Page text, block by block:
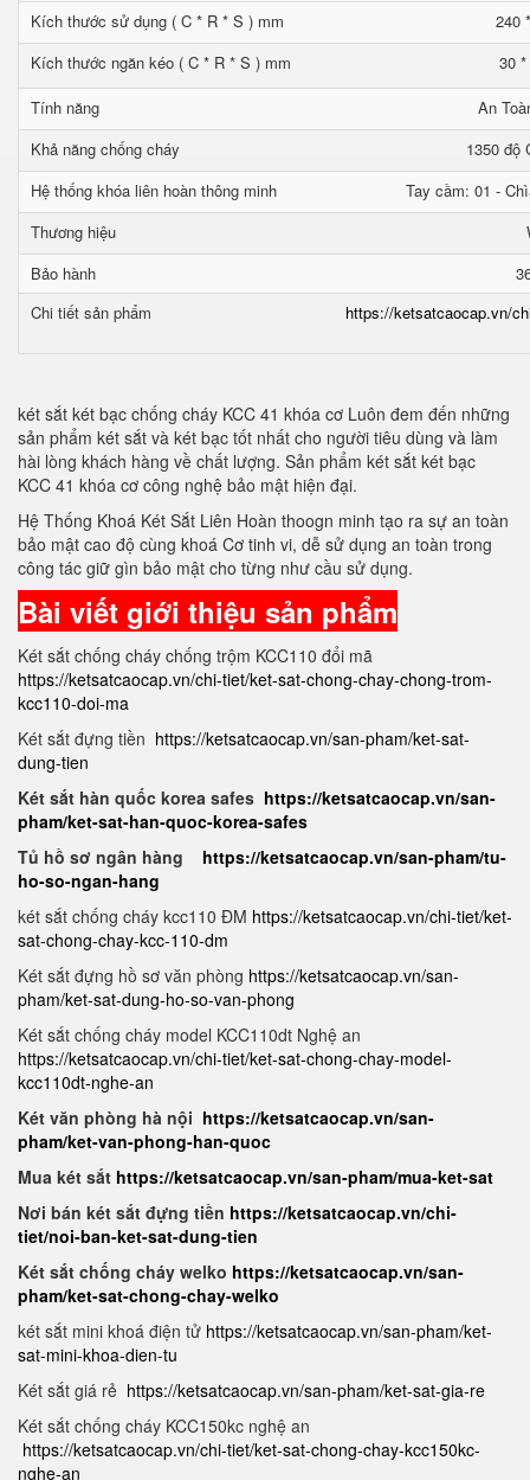
Kích thước sử dụng ( C * R * S ) mm
240
Kích thước ngăn kéo ( C * R * S ) mm
30
Tính năng
An
Khả năng chống cháy
1350 độ
Hệ thống khóa liên hoàn thông minh
Tay cầm: 01 -
Thương hiệu
Bảo hành
Chi tiết sản phẩm
https://ketsatcaocap.vn/
két sắt két bạc chống cháy KCC 41 khóa cơ Luôn đem đến những
sản phẩm két sắt và két bạc tốt nhất cho người tiêu dùng và làm
hài lòng khách hàng về chất lượng. Sản phẩm két sắt két bạc
KCC 41 khóa cơ công nghệ bảo mật hiện đại.
Hệ Thống Khoá Két Sắt Liên Hoàn thoogn minh tạo ra sự an toàn
bảo mật cao độ cùng khoá Cơ tinh vi, dễ sử dụng an toàn trong
công tác giữ gìn bảo mật cho từng như cầu sử dụng.
Bài viết giới thiệu sản phẩm
Két sắt chống cháy chống trộm KCC110 đổi mã
https://ketsatcaocap.vn/chi-tiet/ket-sat-chong-chay-chong-trom-
kcc110-doi-ma
Két sắt đựng tiền https://ketsatcaocap.vn/san-pham/ket-sat-
dung-tien
Két sắt hàn quốc korea safes https://ketsatcaocap.vn/san-
pham/ket-sat-han-quoc-korea-safes
Tủ hồ sơ ngân hàng https://ketsatcaocap.vn/san-pham/tu-
ho-so-ngan-hang
két sắt chống cháy kcc110 ĐM https://ketsatcaocap.vn/chi-tiet/ket-
sat-chong-chay-kcc-110-dm
Két sắt đựng hồ sơ văn phòng https://ketsatcaocap.vn/san-
pham/ket-sat-dung-ho-so-van-phong
Két sắt chống cháy model KCC110dt Nghệ an
https://ketsatcaocap.vn/chi-tiet/ket-sat-chong-chay-model-
kcc110dt-nghe-an
Két văn phòng hà nội https://ketsatcaocap.vn/san-
pham/ket-van-phong-han-quoc
Mua két sắt https://ketsatcaocap.vn/san-pham/mua-ket-sat
Nơi bán két sắt đựng tiền https://ketsatcaocap.vn/chi-
tiet/noi-ban-ket-sat-dung-tien
Két sắt chống cháy welko https://ketsatcaocap.vn/san-
pham/ket-sat-chong-chay-welko
két sắt mini khoá điện tử https://ketsatcaocap.vn/san-pham/ket-
sat-mini-khoa-dien-tu
Két sắt giá rẻ https://ketsatcaocap.vn/san-pham/ket-sat-gia-re
Két sắt chống cháy KCC150kc nghệ an
https://ketsatcaocap.vn/chi-tiet/ket-sat-chong-chay-kcc150kc-
nghe-an